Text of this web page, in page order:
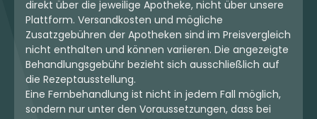
direkt über die jeweilige Apotheke, nicht über unsere
Plattform. Versandkosten und mögliche
Zusatzgebühren der Apotheken sind im Preisvergleich
nicht enthalten und können variieren. Die angezeigte
Behandlungsgebühr bezieht sich ausschließlich auf
die Rezeptausstellung.
Eine Fernbehandlung ist nicht in jedem Fall möglich,
sondern nur unter den Voraussetzungen, dass bei